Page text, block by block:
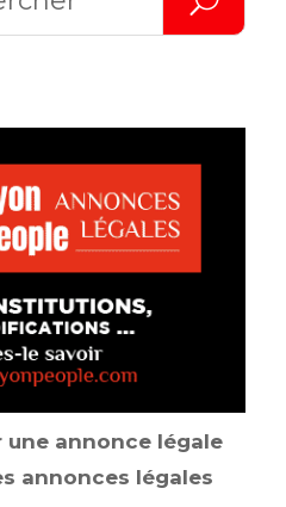
une annonce légale
annonces légales